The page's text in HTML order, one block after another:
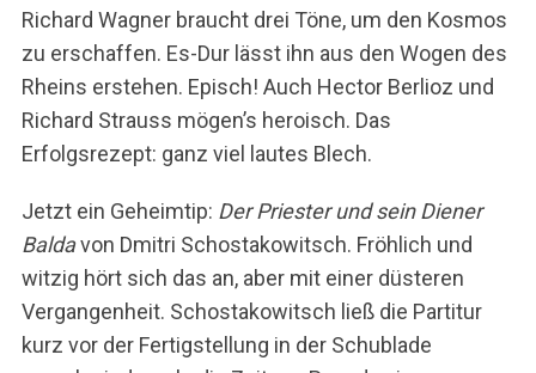
Richard Wagner braucht drei Töne, um den Kosmos
zu erschaffen. Es-Dur lässt ihn aus den Wogen des
Rheins erstehen. Episch! Auch Hector Berlioz und
Richard Strauss mögen’s heroisch. Das
Erfolgsrezept: ganz viel lautes Blech.
Jetzt ein Geheimtip: Der Priester und sein Diener
Baldavon Dmitri Schostakowitsch. Fröhlich und
witzig hört sich das an, aber mit einer düsteren
Vergangenheit. Schostakowitsch ließ die Partitur
kurz vor der Fertigstellung in der Schublade